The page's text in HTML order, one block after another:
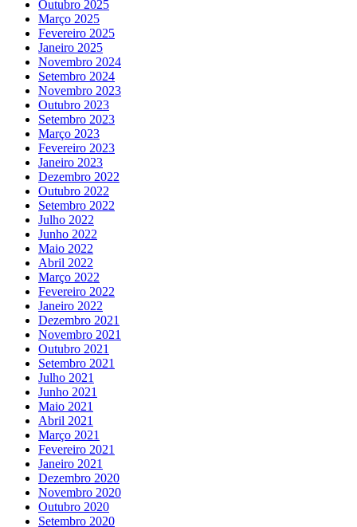
Outubro 2025
Março 2025
Fevereiro 2025
Janeiro 2025
Novembro 2024
Setembro 2024
Novembro 2023
Outubro 2023
Setembro 2023
Março 2023
Fevereiro 2023
Janeiro 2023
Dezembro 2022
Outubro 2022
Setembro 2022
Julho 2022
Junho 2022
Maio 2022
Abril 2022
Março 2022
Fevereiro 2022
Janeiro 2022
Dezembro 2021
Novembro 2021
Outubro 2021
Setembro 2021
Julho 2021
Junho 2021
Maio 2021
Abril 2021
Março 2021
Fevereiro 2021
Janeiro 2021
Dezembro 2020
Novembro 2020
Outubro 2020
Setembro 2020